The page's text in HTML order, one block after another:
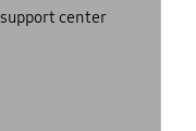
center